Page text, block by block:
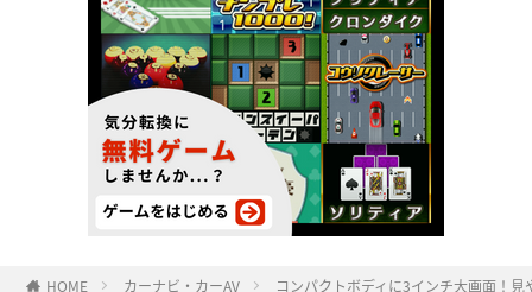
HOME カーナビ・カーAV コンパクトボディに3インチ大画面！